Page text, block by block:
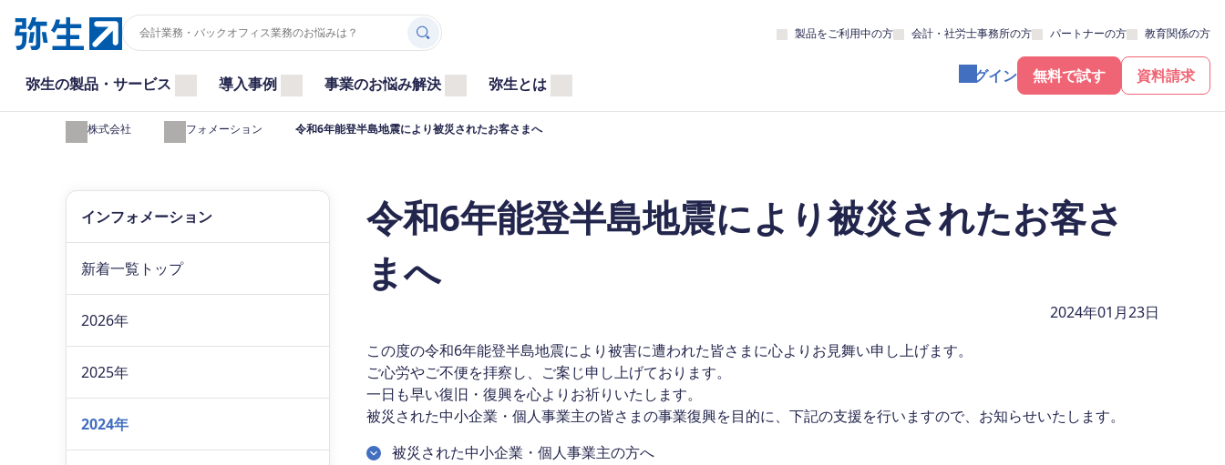
製品をご利用中の方 会計・社労士事務所の方 パートナーの方 教育関係の方
弥生の製品・サービス 導入事例 事業のお悩み解決 弥生とは 無料で試す 資料請求
ログイン
弥生株式会社 インフォメーション 令和6年能登半島地震により被災されたお客さまへ
令和6年能登半島地震により被災されたお客さ
まへ
2024年01月23日
この度の令和6年能登半島地震により被害に遭われた皆さまに心よりお見舞い申し上げます。
ご心労やご不便を拝察し、ご案じ申し上げております。
一日も早い復旧・復興を心よりお祈りいたします。
被災された中小企業・個人事業主の皆さまの事業復興を目的に、下記の支援を行いますので、お知らせいたします。
被災された中小企業・個人事業主の方へ
インフォメーション
新着一覧トップ
2026年
2025年
2024年